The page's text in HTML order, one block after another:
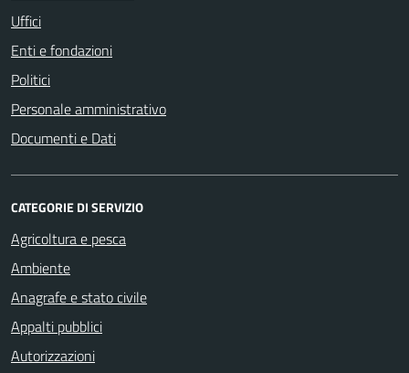
Uffici
Enti e fondazioni
Politici
Personale amministrativo
Documenti e Dati
CATEGORIE DI SERVIZIO
Agricoltura e pesca
Ambiente
Anagrafe e stato civile
Appalti pubblici
Autorizzazioni